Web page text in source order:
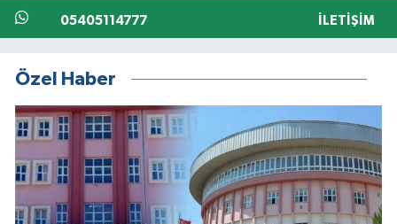
05405114777 İLETIŞIM
Özel Haber